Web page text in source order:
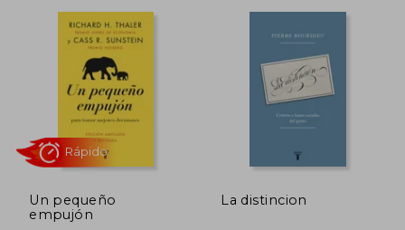
Rápido Rápido
Un pequeño
empujón
La distincion